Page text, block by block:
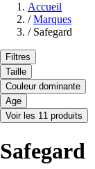
Accueil
/ Marques
/ Safegard
Filtres
Taille
Couleur dominante
Age
Voir les 11 produits
Safegard